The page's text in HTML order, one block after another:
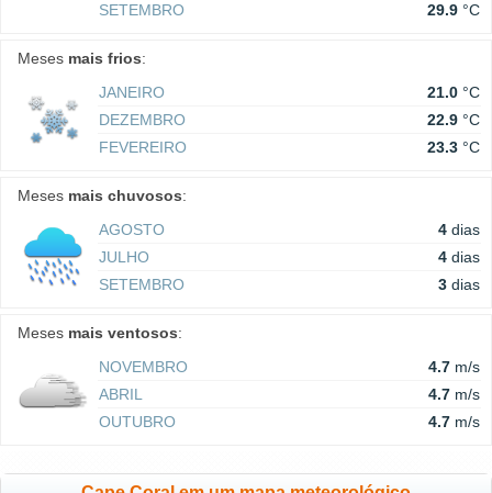
SETEMBRO
29.9 °C
Meses mais frios:
JANEIRO
21.0 °C
DEZEMBRO
22.9 °C
FEVEREIRO
23.3 °C
Meses mais chuvosos:
AGOSTO
4 dias
JULHO
4 dias
SETEMBRO
3 dias
Meses mais ventosos:
NOVEMBRO
4.7 m/s
ABRIL
4.7 m/s
OUTUBRO
4.7 m/s